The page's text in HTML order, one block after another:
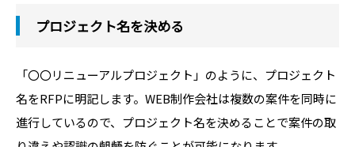
プロジェクト名を決める
「〇〇リニューアルプロジェクト」のように、プロジェクト
名をRFPに明記します。WEB制作会社は複数の案件を同時に
進行しているので、プロジェクト名を決めることで案件の取